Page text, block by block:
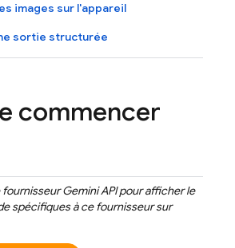
images sur l'appareil
sortie structurée
commencer
fournisseurGemini APIpour afficher le
spécifiques à ce fournisseur sur